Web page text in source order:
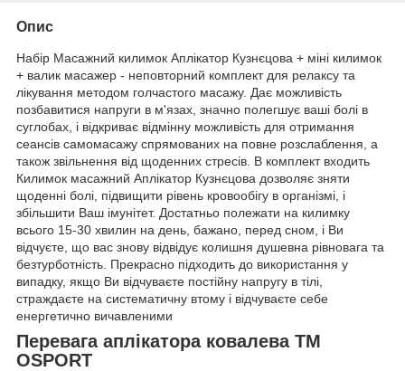
Опис
Набір Масажний килимок Аплікатор Кузнєцова + міні килимок
+ валик масажер - неповторний комплект для релаксу та
лікування методом голчастого масажу. Дає можливість
позбавитися напруги в м'язах, значно полегшує ваші болі в
суглобах, і відкриває відмінну можливість для отримання
сеансів самомасажу спрямованих на повне розслаблення, а
також звільнення від щоденних стресів. В комплект входить
Килимок масажний Аплікатор Кузнєцова дозволяє зняти
щоденні болі, підвищити рівень кровообігу в організмі, і
збільшити Ваш імунітет. Достатньо полежати на килимку
всього 15-30 хвилин на день, бажано, перед сном, і Ви
відчуєте, що вас знову відвідує колишня душевна рівновага та
безтурботність. Прекрасно підходить до використання у
випадку, якщо Ви відчуваєте постійну напругу в тілі,
страждаєте на систематичну втому і відчуваєте себе
енергетично вичавленими
Перевага аплікатора ковалева TM
OSPORT